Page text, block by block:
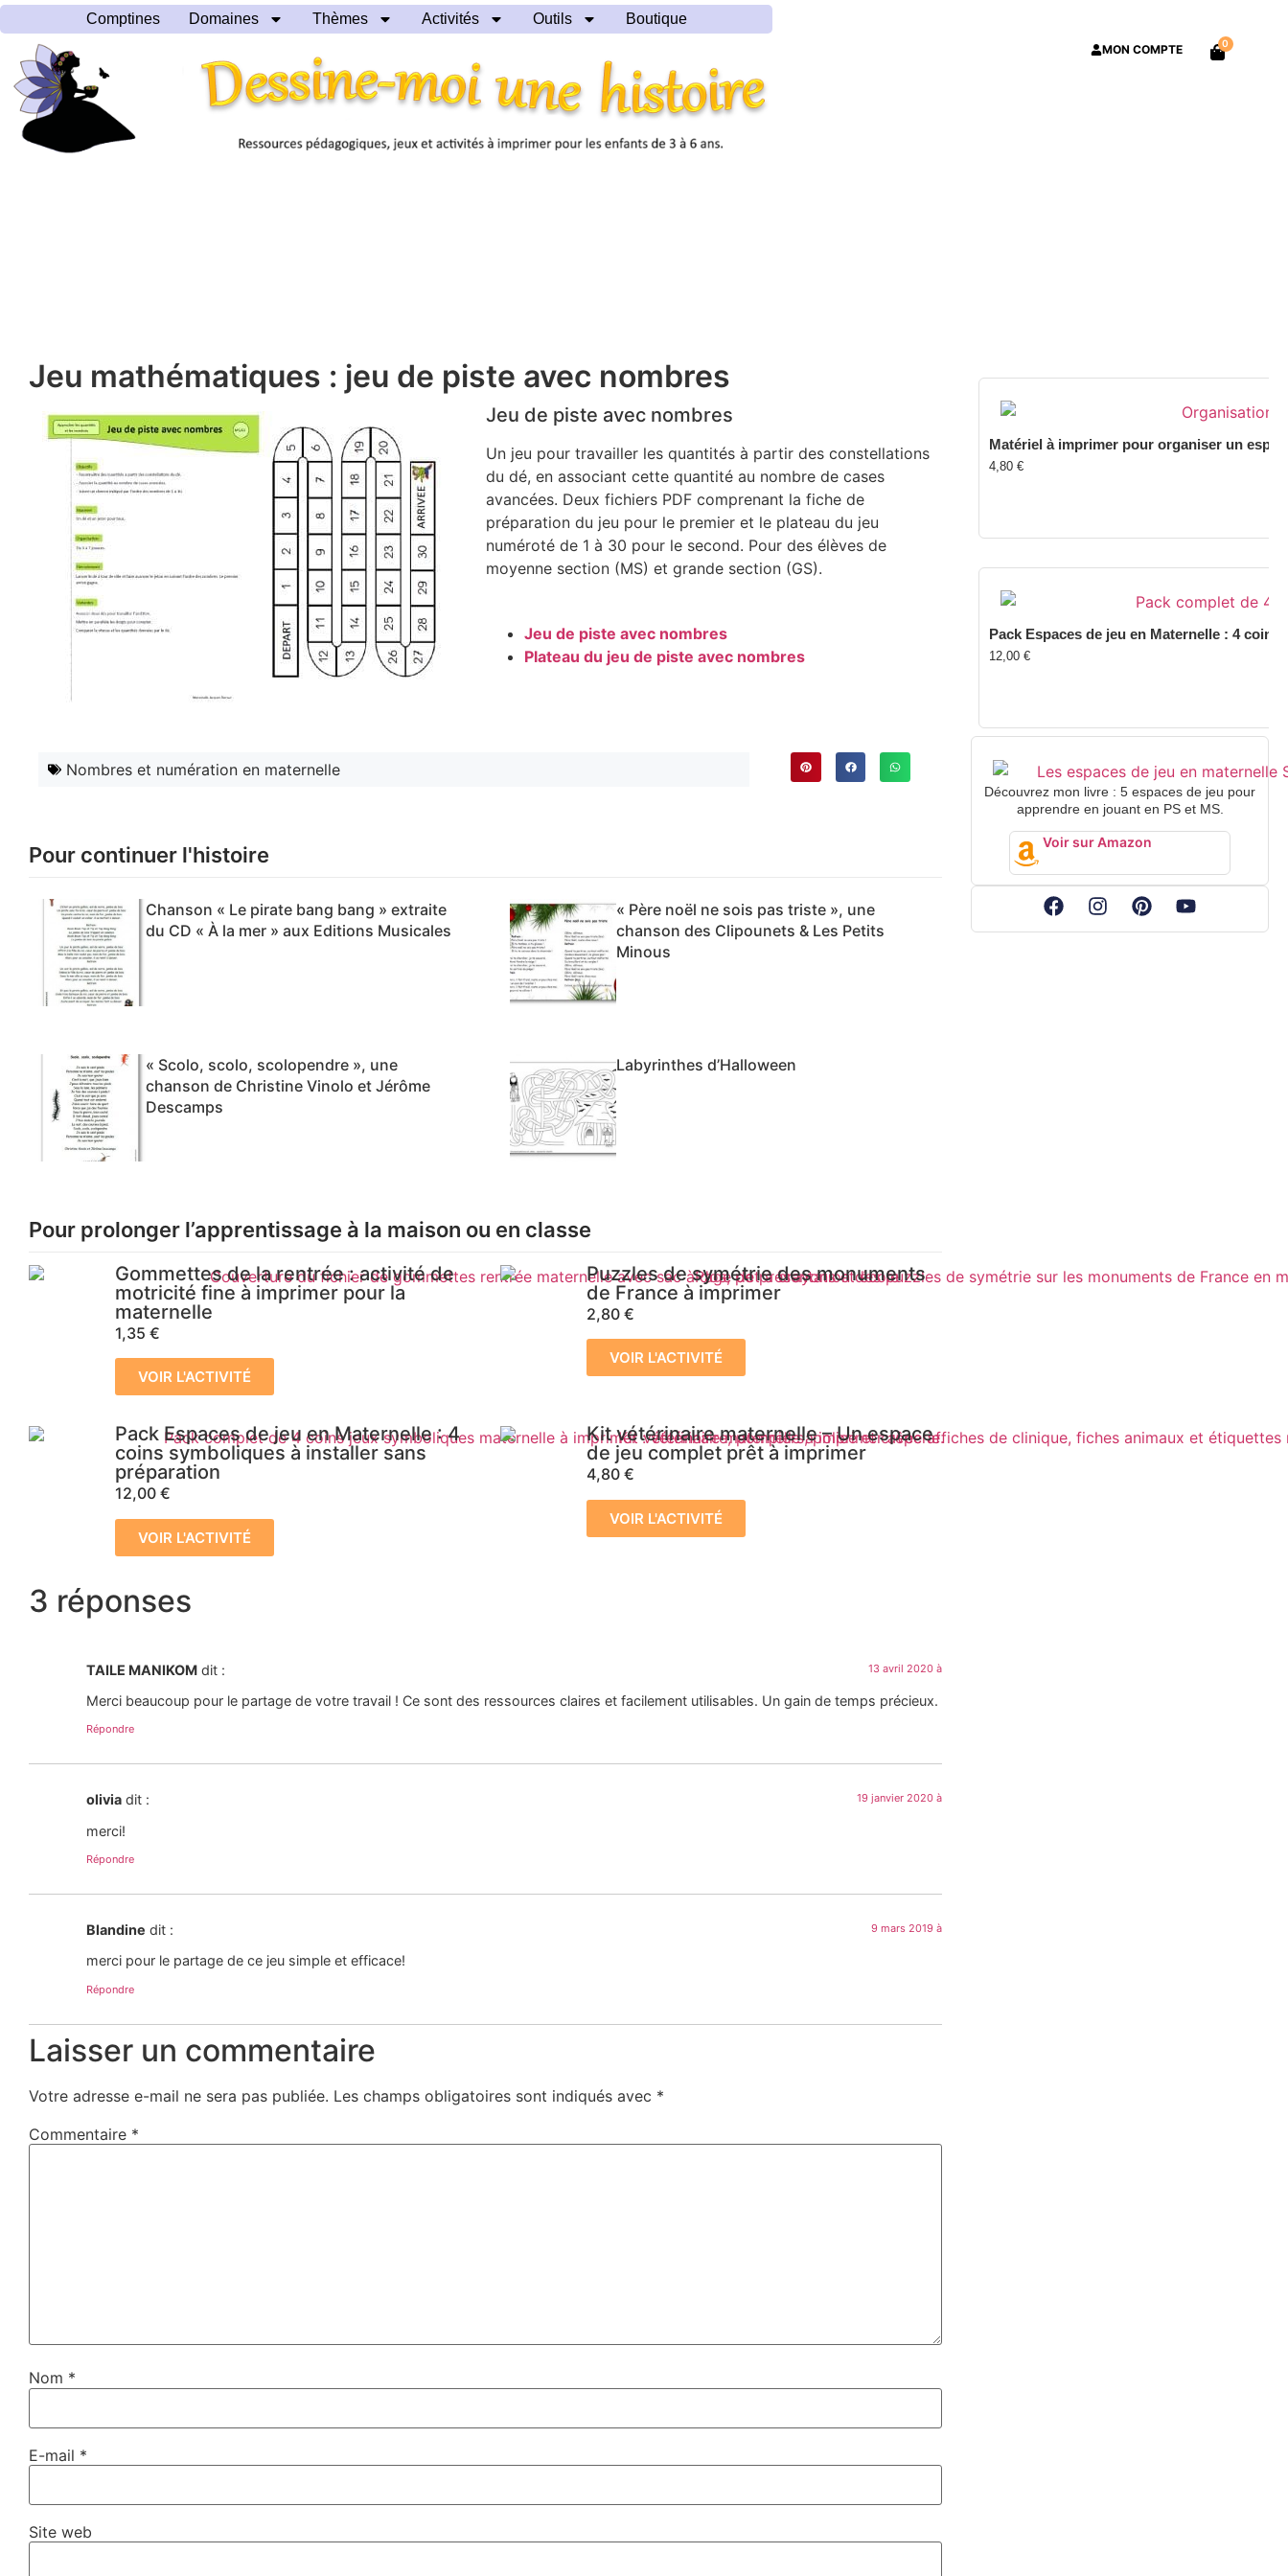
MON COMPTE 0
Comptines Domaines Thèmes Activités Outils Boutique
Jeu mathématiques : jeu de piste avec nombres
Jeu de piste avec nombres
Un jeu pour travailler les quantités à partir des constellations
du dé, en associant cette quantité au nombre de cases
avancées. Deux fichiers PDF comprenant la fiche de
préparation du jeu pour le premier et le plateau du jeu
numéroté de 1 à 30 pour le second. Pour des élèves de
moyenne section (MS) et grande section (GS).
Jeu de piste avec nombres
Plateau du jeu de piste avec nombres
Nombres et numération en maternelle
Pour continuer l'histoire
Chanson « Le pirate bang bang » extraite
du CD « À la mer » aux Editions Musicales
« Père noël ne sois pas triste », une
chanson des Clipounets & Les Petits
Minous
« Scolo, scolo, scolopendre », une
chanson de Christine Vinolo et Jérôme
Descamps
Labyrinthes d’Halloween
Pour prolonger l’apprentissage à la maison ou en classe
Gommettes de la rentrée : activité de
motricité fine à imprimer pour la
maternelle
1,35 €
VOIR L'ACTIVITÉ
Puzzles de symétrie des monuments
de France à imprimer
2,80 €
VOIR L'ACTIVITÉ
Pack Espaces de jeu en Maternelle : 4
coins symboliques à installer sans
préparation
12,00 €
VOIR L'ACTIVITÉ
Kit vétérinaire maternelle – Un espace
de jeu complet prêt à imprimer
4,80 €
VOIR L'ACTIVITÉ
3 réponses
TAILE MANIKOM dit : 13 avril 2020 à
Merci beaucoup pour le partage de votre travail ! Ce sont des ressources claires et facilement utilisables. Un gain de temps précieux.
Répondre
olivia dit : 19 janvier 2020 à
merci!
Répondre
Blandine dit : 9 mars 2019 à
merci pour le partage de ce jeu simple et efficace!
Répondre
Laisser un commentaire
Votre adresse e-mail ne sera pas publiée. Les champs obligatoires sont indiqués avec *
Commentaire *
Nom *
E-mail *
Site web
Matériel à imprimer pour organiser un
4,80 €
Pack Espaces de jeu en Maternelle : 4
12,00 €
Découvrez mon livre : 5 espaces de jeu pour
apprendre en jouant en PS et MS.
Voir sur Amazon